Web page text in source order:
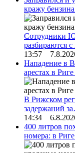
кражу
Сотрудники
разбираются
13:57
Нападение в
арестах в
В Рижском
задержаний
14:34
400 литров
номера: в